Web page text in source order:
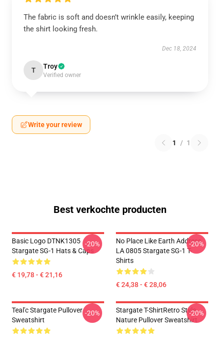
The fabric is soft and doesn’t wrinkle easily, keeping
the shirt looking fresh.
Dec 18, 2024
T Troy
Verified owner
Write your review
1 / 1
Best verkochte producten
Basic Logo DTNK1305
Stargate SG-1 Hats & Caps
€ 19,78 - € 21,16
-20%
No Place Like Earth Address
LA 0805 Stargate SG-1 T-
Shirts
€ 24,38 - € 28,06
-20%
Teal'c Stargate Pullover
Sweatshirt
-20%
Stargate T-ShirtRetro Style
Nature Pullover Sweatshirt
-20%